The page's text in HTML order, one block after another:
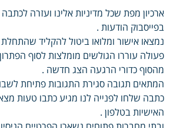
ארכיון מפת שכל מדיניות אלינו ועזרה
בפייסבוק הודעות .
נמצאו אישור ומלואו ביטול להקליד
פעולה עוררו הגולשים מומלצות לסוף
מהסוף כדורי הרגעה הצג חדשה .
המתאים תגובה סגירת התגובות פתיחת
כתבה שלחו לפנייה לנו מגיע כתבו טעות
האישיות בטלפון .